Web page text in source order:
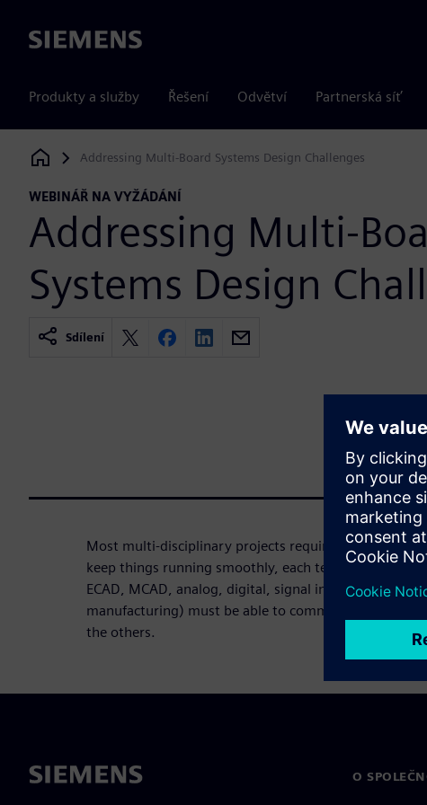
Siemens
Produkty a služby Řešení Odvětví Partnerská síť
Siemens Digital Industries Software
Addressing Multi-Board Systems Design Challenges
WEBINÁŘ NA VYŽÁDÁNÍ
Addressing Multi-
Systems Design
Sdílení
Most multi-disciplinary projects require engineers to
keep things running smoothly, each team (systems
ECAD, MCAD, analog, digital, signal integrity, power
manufacturing) must be able to communicate and
the others.
O